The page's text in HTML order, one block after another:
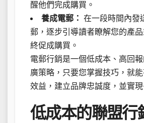
醒他們完成購買。
養成電郵： 在一段時間內發
郵，逐步引導讀者瞭解您的產
終促成購買。
電郵行銷是一個低成本、高回
廣策略，只要您掌握技巧，就
效益，建立品牌忠誠度，並實現
低成本的聯盟行